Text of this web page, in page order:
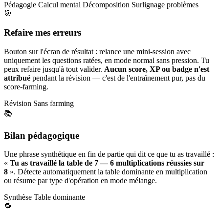
Pédagogie Calcul mental Décomposition Surlignage problèmes
🎯
Refaire mes erreurs
Bouton sur l'écran de résultat : relance une mini-session avec
uniquement les questions ratées, en mode normal sans pression. Tu
peux refaire jusqu'à tout valider. Aucun score, XP ou badge n'est
attribué pendant la révision — c'est de l'entraînement pur, pas du
score-farming.
Révision Sans farming
📚
Bilan pédagogique
Une phrase synthétique en fin de partie qui dit ce que tu as travaillé :
« Tu as travaillé la table de 7 — 6 multiplications réussies sur
8 ». Détecte automatiquement la table dominante en multiplication
ou résume par type d'opération en mode mélange.
Synthèse Table dominante
🔁